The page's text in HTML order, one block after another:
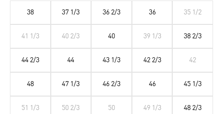
35 1/2
36
36 2/3
37 1/3
38
38 2/3
39 1/3
40
40 2/3
41 1/3
42
42 2/3
43 1/3
44
44 2/3
45 1/3
46
46 2/3
47 1/3
48
48 2/3
49 1/3
50
50 2/3
51 1/3